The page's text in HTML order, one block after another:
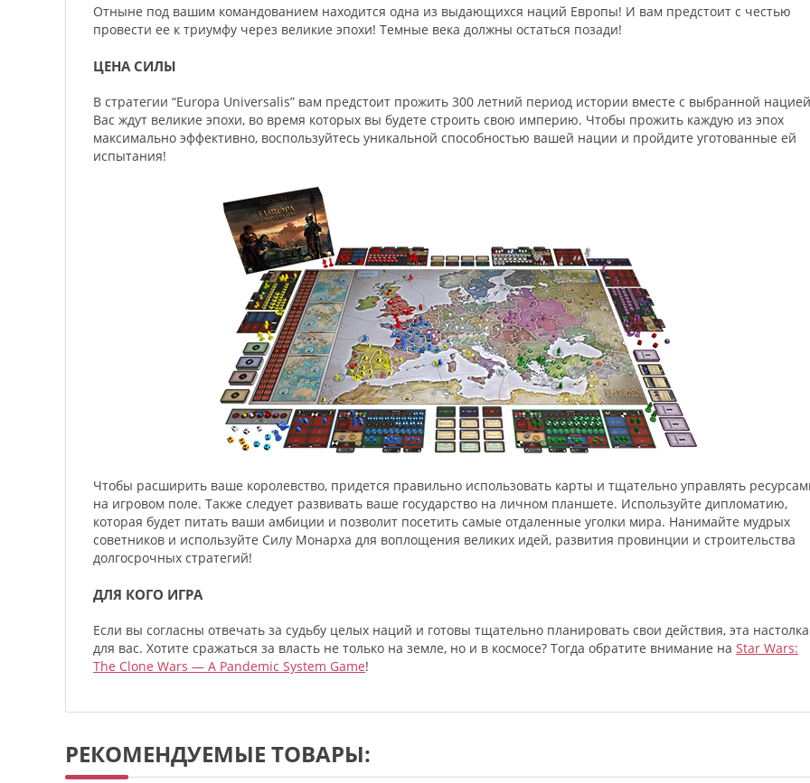
Отныне под вашим командованием находится одна из выдающихся наций Европы! И вам предстоит с честью
провести ее к триумфу через великие эпохи! Темные века должны остаться позади!
ЦЕНА СИЛЫ
В стратегии “Europa Universalis” вам предстоит прожить 300 летний период истории вместе с выбранной
Вас ждут великие эпохи, во время которых вы будете строить свою империю. Чтобы прожить каждую из эпох
максимально эффективно, воспользуйтесь уникальной способностью вашей нации и пройдите уготованные ей
испытания!
Чтобы расширить ваше королевство, придется правильно использовать карты и тщательно управлять
на игровом поле. Также следует развивать ваше государство на личном планшете. Используйте дипломатию,
которая будет питать ваши амбиции и позволит посетить самые отдаленные уголки мира. Нанимайте мудрых
советников и используйте Силу Монарха для воплощения великих идей, развития провинции и строительства
долгосрочных стратегий!
ДЛЯ КОГО ИГРА
Если вы согласны отвечать за судьбу целых наций и готовы тщательно планировать свои действия, эта настолка
для вас. Хотите сражаться за власть не только на земле, но и в космосе? Тогда обратите внимание на Star Wars:
The Clone Wars — A Pandemic System Game!
РЕКОМЕНДУЕМЫЕ ТОВАРЫ: